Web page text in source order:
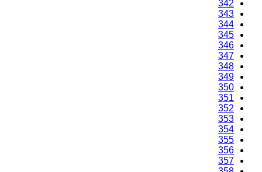
342
343
344
345
346
347
348
349
350
351
352
353
354
355
356
357